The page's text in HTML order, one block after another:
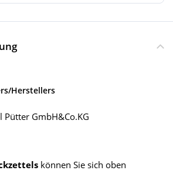
Herstellers
Pütter GmbH&Co.KG
können Sie sich oben